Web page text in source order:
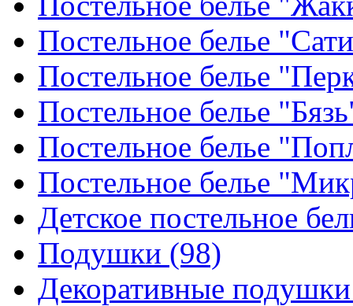
Постельное белье
Постельное белье
Постельное белье
Постельное белье
Постельное белье
Детское постельное
Подушки (98)
Декоративные